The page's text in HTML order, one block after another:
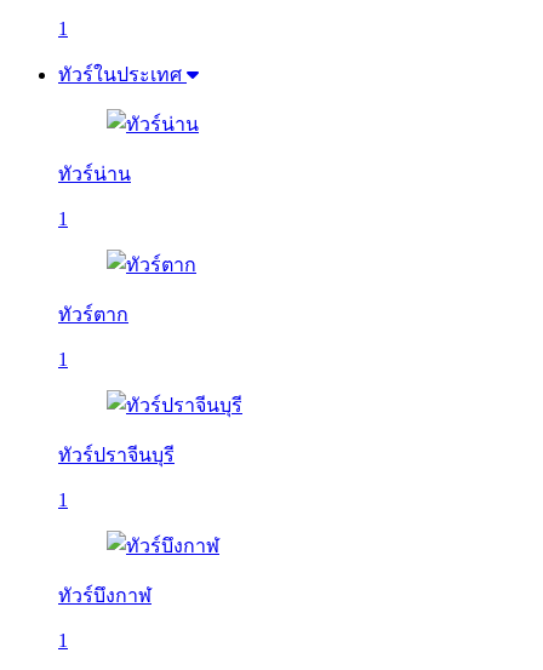
1
ทัวร์ในประเทศ
ทัวร์น่าน
1
ทัวร์ตาก
1
ทัวร์ปราจีนบุรี
1
ทัวร์บึงกาฬ
1